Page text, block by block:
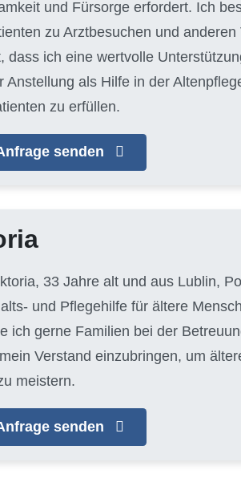
und Fürsorge erfordert. Ich
zu Arztbesuchen und
dass ich eine wertvolle
Anstellung als Hilfe in der
zu erfüllen.
senden
33 Jahre alt und aus Lublin,
und Pflegehilfe für ältere
ich gerne Familien bei der
Verstand einzubringen, um
meistern.
senden